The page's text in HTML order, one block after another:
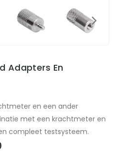
Adapters En
en een ander
met een krachtmeter en
compleet testsysteem.